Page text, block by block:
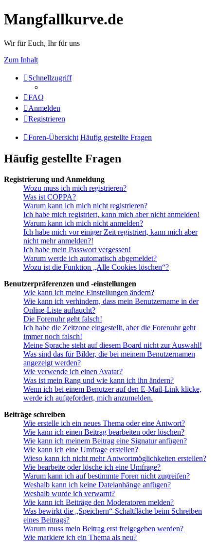
Mangfallkurve.de
Wir für Euch, Ihr für uns
Zum Inhalt
Schnellzugriff
FAQ
Anmelden
Registrieren
Foren-Übersicht Häufig gestellte Fragen
Häufig gestellte Fragen
Registrierung und Anmeldung
Wozu muss ich mich registrieren?
Was ist COPPA?
Warum kann ich mich nicht registrieren?
Ich habe mich registriert, kann mich aber nicht anmelden!
Warum kann ich mich nicht anmelden?
Ich habe mich vor einiger Zeit registriert, kann mich aber
nicht mehr anmelden?!
Ich habe mein Passwort vergessen!
Warum werde ich automatisch abgemeldet?
Wozu ist die Funktion „Alle Cookies löschen“?
Benutzerpräferenzen und -einstellungen
Wie kann ich meine Einstellungen ändern?
Wie kann ich verhindern, dass mein Benutzername in der
Online-Liste auftaucht?
Die Forenuhr geht falsch!
Ich habe die Zeitzone eingestellt, aber die Forenuhr geht
immer noch falsch!
Meine Sprache steht auf diesem Board nicht zur Auswahl!
Was sind das für Bilder, die bei meinem Benutzernamen
angezeigt werden?
Wie verwende ich einen Avatar?
Was ist mein Rang und wie kann ich ihn ändern?
Wenn ich bei einem Benutzer auf den E-Mail-Link klicke,
werde ich aufgefordert, mich anzumelden.
Beiträge schreiben
Wie erstelle ich ein neues Thema oder eine Antwort?
Wie kann ich einen Beitrag bearbeiten oder löschen?
Wie kann ich meinem Beitrag eine Signatur anfügen?
Wie kann ich eine Umfrage erstellen?
Wieso kann ich nicht mehr Antwortmöglichkeiten erstellen?
Wie bearbeite oder lösche ich eine Umfrage?
Warum kann ich auf bestimmte Foren nicht zugreifen?
Weshalb kann ich keine Dateianhänge anfügen?
Weshalb wurde ich verwarnt?
Wie kann ich Beiträge den Moderatoren melden?
Was bewirkt die „Speichern“-Schaltfläche beim Schreiben
eines Beitrags?
Warum muss mein Beitrag erst freigegeben werden?
Wie markiere ich ein Thema als neu?